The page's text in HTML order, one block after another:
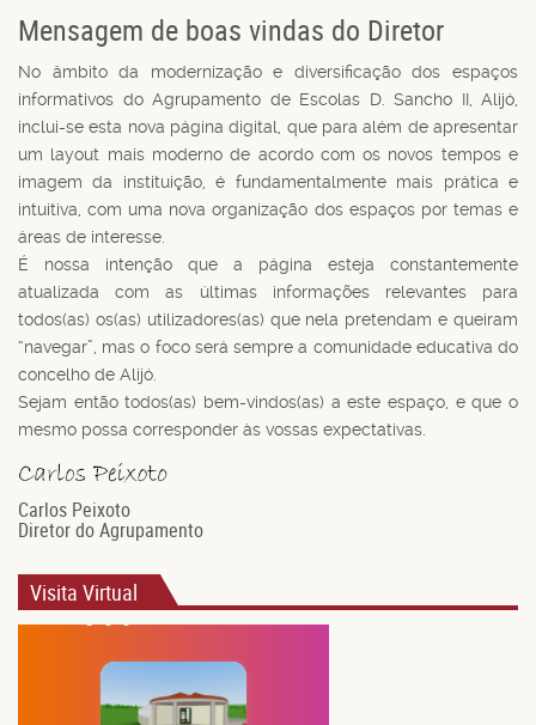
Mensagem de boas vindas do Diretor
No âmbito da modernização e diversificação dos espaços
informativos do Agrupamento de Escolas D. Sancho II, Alijó,
inclui-se esta nova página digital, que para além de apresentar
um layout mais moderno de acordo com os novos tempos e
imagem da instituição, é fundamentalmente mais prática e
intuitiva, com uma nova organização dos espaços por temas e
áreas de interesse.
É nossa intenção que a página esteja constantemente
atualizada com as últimas informações relevantes para
todos(as) os(as) utilizadores(as) que nela pretendam e queiram
“navegar”, mas o foco será sempre a comunidade educativa do
concelho de Alijó.
Sejam então todos(as) bem-vindos(as) a este espaço, e que o
mesmo possa corresponder às vossas expectativas.
Carlos Peixoto
Diretor do Agrupamento
Visita Virtual